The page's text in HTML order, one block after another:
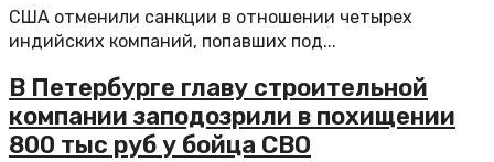
США отменили санкции в отношении четырех
индийских компаний, попавших под...
В Петербурге главу строительной
компании заподозрили в похищении
800 тыс руб у бойца СВО